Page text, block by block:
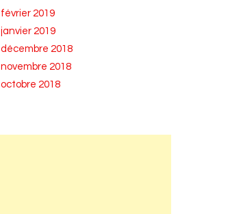
février 2019
janvier 2019
décembre 2018
novembre 2018
octobre 2018